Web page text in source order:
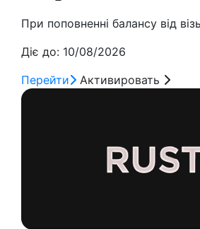
При поповненні балансу від
Діє до: 10/08/2026
Перейти
Активировать